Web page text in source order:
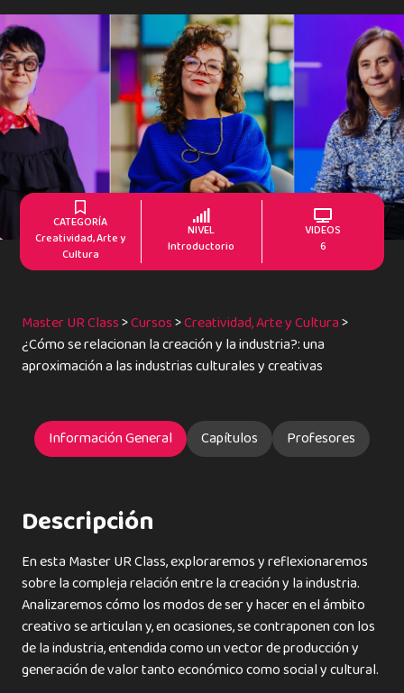
CATEGORÍA
Creatividad, Arte y
Cultura
NIVEL
Introductorio
VIDEOS
6
Master UR Class>Cursos>Creatividad, Arte y Cultura>
¿Cómo se relacionan la creación y la industria?: una
aproximación a las industrias culturales y creativas
Información General Capítulos Profesores
Descripción
En esta Master UR Class, exploraremos y reflexionaremos
sobre la compleja relación entre la creación y la industria.
Analizaremos cómo los modos de ser y hacer en el ámbito
creativo se articulan y, en ocasiones, se contraponen con los
de la industria, entendida como un vector de producción y
generación de valor tanto económico como social y cultural.